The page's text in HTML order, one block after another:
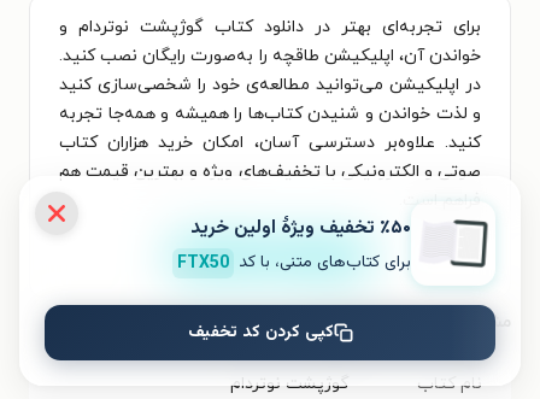
برای تجربه‌ای بهتر در دانلود کتاب گوژپشت نوتردام و
خواندن آن، اپلیکیشن طاقچه را به‌صورت رایگان نصب کنید.
در اپلیکیشن می‌توانید مطالعه‌ی خود را شخصی‌سازی کنید
و لذت خواندن و شنیدن کتاب‌ها را همیشه و همه‌جا تجربه
کنید. علاوه‌بر دسترسی آسان، امکان خرید هزاران کتاب
صوتی و الکترونیکی با تخفیف‌های ویژه و بهترین قیمت هم
فراهم است.
نصب
مشخصات کتاب الکترونیکی
نام کتاب گوژپشت نوتردام
٪۵۰ تخفیف ویژۀ اولین خرید
برای کتاب‌های متنی، با کد FTX50
کپی کردن کد تخفیف